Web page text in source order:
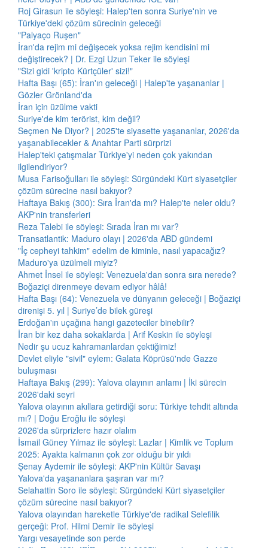
Roj Girasun ile söyleşi: Halep'ten sonra Suriye'nin ve
Türkiye'deki çözüm sürecinin geleceği
"Palyaço Ruşen"
İran'da rejim mi değişecek yoksa rejim kendisini mi
değiştirecek? | Dr. Ezgi Uzun Teker ile söyleşi
"Sizi gidi 'kripto Kürtçüler' sizi!"
Hafta Başı (65): İran'ın geleceği | Halep'te yaşananlar |
Gözler Grönland'da
İran için üzülme vakti
Suriye'de kim terörist, kim değil?
Seçmen Ne Diyor? | 2025'te siyasette yaşananlar, 2026'da
yaşanabilecekler & Anahtar Parti sürprizi
Halep'teki çatışmalar Türkiye'yi neden çok yakından
ilgilendiriyor?
Musa Farisoğulları ile söyleşi: Sürgündeki Kürt siyasetçiler
çözüm sürecine nasıl bakıyor?
Haftaya Bakış (300): Sıra İran'da mı? Halep'te neler oldu?
AKP'nin transferleri
Reza Talebi ile söyleşi: Sırada İran mı var?
Transatlantik: Maduro olayı | 2026'da ABD gündemi
"İç cepheyi tahkim" edelim de kiminle, nasıl yapacağız?
Maduro'ya üzülmeli miyiz?
Ahmet İnsel ile söyleşi: Venezuela'dan sonra sıra nerede?
Boğaziçi direnmeye devam ediyor hâlâ!
Hafta Başı (64): Venezuela ve dünyanın geleceği | Boğaziçi
direnişi 5. yıl | Suriye’de bilek güreşi
Erdoğan'ın uçağına hangi gazeteciler binebilir?
İran bir kez daha sokaklarda | Arif Keskin ile söyleşi
Nedir şu ucuz kahramanlardan çektiğimiz!
Devlet eliyle "sivil" eylem: Galata Köprüsü'nde Gazze
buluşması
Haftaya Bakış (299): Yalova olayının anlamı | İki sürecin
2026'daki seyri
Yalova olayının akıllara getirdiği soru: Türkiye tehdit altında
mı? | Doğu Eroğlu ile söyleşi
2026'da sürprizlere hazır olalım
İsmail Güney Yılmaz ile söyleşi: Lazlar | Kimlik ve Toplum
2025: Ayakta kalmanın çok zor olduğu bir yıldı
Şenay Aydemir ile söyleşi: AKP'nin Kültür Savaşı
Yalova'da yaşananlara şaşıran var mı?
Selahattin Soro ile söyleşi: Sürgündeki Kürt siyasetçiler
çözüm sürecine nasıl bakıyor?
Yalova olayından hareketle Türkiye'de radikal Selefilik
gerçeği: Prof. Hilmi Demir ile söyleşi
Yargı vesayetinde son perde